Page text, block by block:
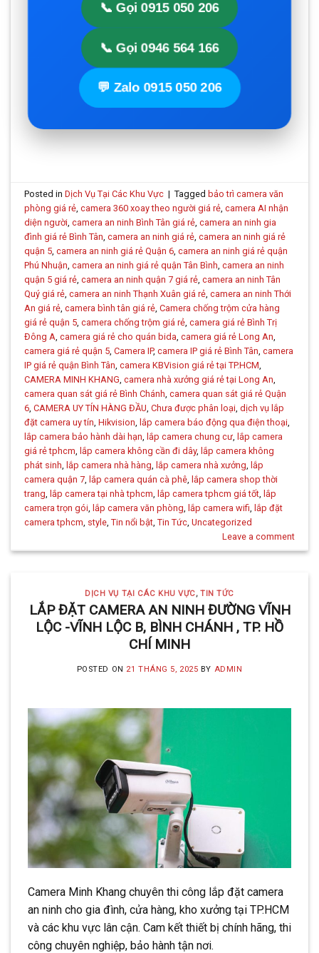
📞 Gọi 0915 050 206
📞 Gọi 0946 564 166
💬 Zalo 0915 050 206
Posted inDịch Vụ Tại Các Khu Vực | Tagged bảo trì camera văn
phòng giá rẻ,camera 360 xoay theo người giá rẻ,camera AI nhận
diện người,camera an ninh Bình Tân giá rẻ,camera an ninh gia
đình giá rẻ Bình Tân,camera an ninh giá rẻ,camera an ninh giá rẻ
quận 5,camera an ninh giá rẻ Quận 6,camera an ninh giá rẻ quận
Phú Nhuận,camera an ninh giá rẻ quận Tân Bình,camera an ninh
quận 5 giá rẻ,camera an ninh quận 7 giá rẻ,camera an ninh Tân
Quý giá rẻ,camera an ninh Thạnh Xuân giá rẻ,camera an ninh Thới
An giá rẻ,camera bình tân giá rẻ,Camera chống trộm cửa hàng
giá rẻ quận 5,camera chống trộm giá rẻ,camera giá rẻ Bình Trị
Đông A,camera giá rẻ cho quán bida,camera giá rẻ Long An,
camera giá rẻ quận 5,Camera IP,camera IP giá rẻ Bình Tân,camera
IP giá rẻ quận Bình Tân,camera KBVision giá rẻ tại TP.HCM,
CAMERA MINH KHANG,camera nhà xưởng giá rẻ tại Long An,
camera quan sát giá rẻ Bình Chánh,camera quan sát giá rẻ Quận
6,CAMERA UY TÍN HÀNG ĐẦU,Chưa được phân loại,dịch vụ lắp
đặt camera uy tín,Hikvision, lắp camera báo động qua điện thoại,
lắp camera bảo hành dài hạn, lắp camera chung cư, lắp camera
giá rẻ tphcm, lắp camera không cần đi dây, lắp camera không
phát sinh, lắp camera nhà hàng, lắp camera nhà xưởng, lắp
camera quận 7, lắp camera quán cà phê, lắp camera shop thời
trang, lắp camera tại nhà tphcm, lắp camera tphcm giá tốt, lắp
camera trọn gói, lắp camera văn phòng, lắp camera wifi, lắp đặt
camera tphcm, style,Tin nổi bật,Tin Tức,Uncategorized
Leave a comment
DỊCH VỤ TẠI CÁC KHU VỰC,TIN TỨC
LẮP ĐẶT CAMERA AN NINH ĐƯỜNG VĨNH
LỘC -VĨNH LỘC B, BÌNH CHÁNH , TP. HỒ
CHÍ MINH
POSTED ON 21 THÁNG 5, 2025 BY ADMIN
Camera Minh Khang chuyên thi công lắp đặt camera
an ninh cho gia đình, cửa hàng, kho xưởng tại TP.HCM
và các khu vực lân cận. Cam kết thiết bị chính hãng, thi
công chuyên nghiệp, bảo hành tận nơi.